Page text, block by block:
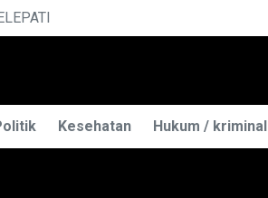
Kesehatan Hukum / kriminal